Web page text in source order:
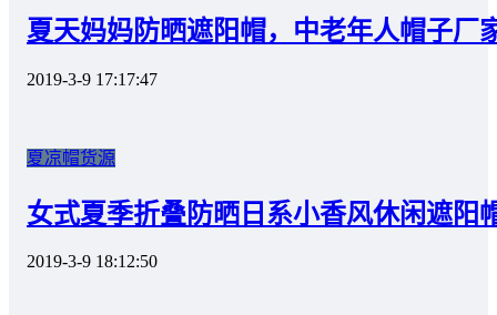
夏天妈妈防晒遮阳帽，中老年人帽子厂
2019-3-9 17:17:47
夏凉帽货源
女式夏季折叠防晒日系小香风休闲遮阳
2019-3-9 18:12:50